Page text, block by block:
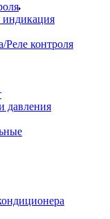
Реле контроля
давления